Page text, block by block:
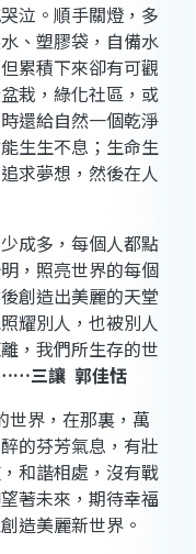
泣。順手關燈，多
、塑膠袋，自備水
累積下來卻有可觀
栽，綠化社區，或
還給自然一個乾淨
生生不息；生命生
求夢想，然後在人
成多，每個人都點
，照亮世界的每個
創造出美麗的天堂
耀別人，也被別人
，我們所生存的世
三讓 郭佳恬
世界，在那裏，萬
的芬芳氣息，有壯
和諧相處，沒有戰
著未來，期待幸福
造美麗新世界。